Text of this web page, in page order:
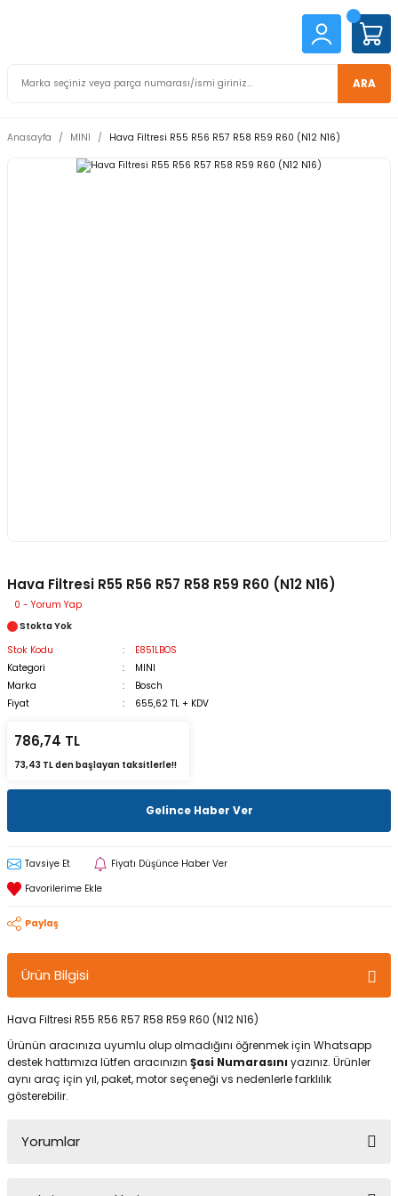
ARA
Anasayfa MINI Hava Filtresi R55 R56 R57 R58 R59 R60 (N12 N16)
Hava Filtresi R55 R56 R57 R58 R59 R60 (N12 N16)
0 - Yorum Yap
Stokta Yok
Stok Kodu
E851LBOS
Kategori
MINI
Marka
Bosch
Fiyat
655,62 TL + KDV
786,74 TL
73,43 TL den başlayan taksitlerle!!
Gelince Haber Ver
Tavsiye Et Fiyatı Düşünce Haber Ver
Paylaş
Ürün Bilgisi
Hava Filtresi R55 R56 R57 R58 R59 R60 (N12 N16)
Ürünün aracınıza uyumlu olup olmadığını öğrenmek için Whatsapp
destek hattımıza lütfen aracınızın Şasi Numarasını yazınız. Ürünler
aynı araç için yıl, paket, motor seçeneği vs nedenlerle farklılık
gösterebilir.
Yorumlar